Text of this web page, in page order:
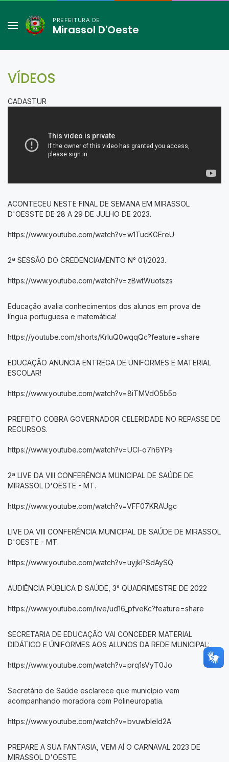
PREFEITURA DE
Mirassol D'Oeste
VÍDEOS
CADASTUR
ACONTECEU NESTE FINAL DE SEMANA EM MIRASSOL
D'OESSTE DE 28 A 29 DE JULHO DE 2023.
https://www.youtube.com/watch?v=w1TucKGEreU
2ª SESSÃO DO CREDENCIAMENTO N° 01/2023.
https://www.youtube.com/watch?v=zBwtWuotszs
Educação avalia conhecimentos dos alunos em prova de
língua portuguesa e matemática!
https://youtube.com/shorts/KrluQ0wqqQc?feature=share
EDUCAÇÃO ANUNCIA ENTREGA DE UNIFORMES E MATERIAL
ESCOLAR!
https://www.youtube.com/watch?v=8iTMVdO5b5o
PREFEITO COBRA GOVERNADOR CELERIDADE NO REPASSE DE
RECURSOS.
https://www.youtube.com/watch?v=UCI-o7h6YPs
2ª LIVE DA VIII CONFERÊNCIA MUNICIPAL DE SAÚDE DE
MIRASSOL D'OESTE - MT.
https://www.youtube.com/watch?v=VFF07KRAUgc
LIVE DA VIII CONFERÊNCIA MUNICIPAL DE SAÚDE DE MIRASSOL
D'OESTE - MT.
https://www.youtube.com/watch?v=uyjkPSdAySQ
AUDIÊNCIA PÚBLICA D SAÚDE, 3° QUADRIMESTRE DE 2022
https://www.youtube.com/live/ud16_pfveKc?feature=share
SECRETARIA DE EDUCAÇÃO VAI CONCEDER MATERIAL
DIDÁTICO E ÚNIFORMES AOS ALUNOS DA REDE MUNICIPAL:
https://www.youtube.com/watch?v=prq1sVyT0Jo
Secretário de Saúde esclarece que município vem
acompanhando moradora com Polineuropatia.
https://www.youtube.com/watch?v=bvuwbleld2A
PREPARE A SUA FANTASIA, VEM AÍ O CARNAVAL 2023 DE
MIRASSOL D'OESTE.